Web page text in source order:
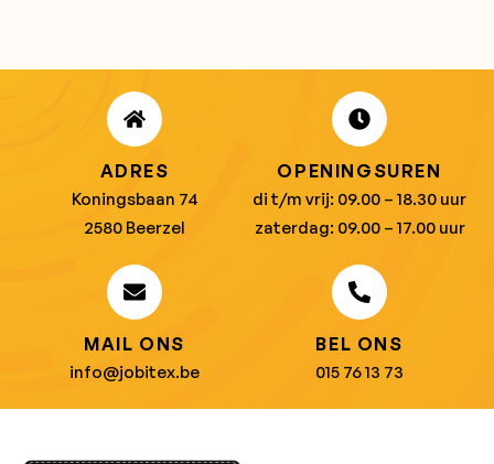
SHOP NU
ADRES
Koningsbaan 74
2580 Beerzel
OPENINGSUREN
di t/m vrij: 09.00 – 18.30 uur
zaterdag: 09.00 – 17.00 uur
MAIL ONS
info@jobitex.be
BEL ONS
015 76 13 73